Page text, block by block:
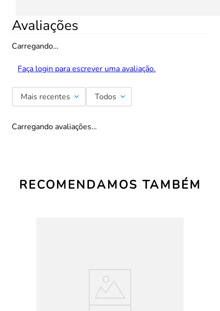
Avaliações
Carregando…
Faça login para escrever uma avaliação.
Mais recentes Todos
Carregando avaliações…
RECOMENDAMOS TAMBÉM